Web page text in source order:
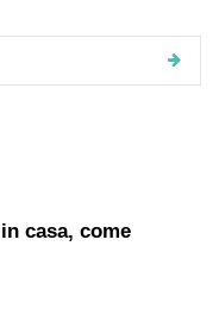
casa, come